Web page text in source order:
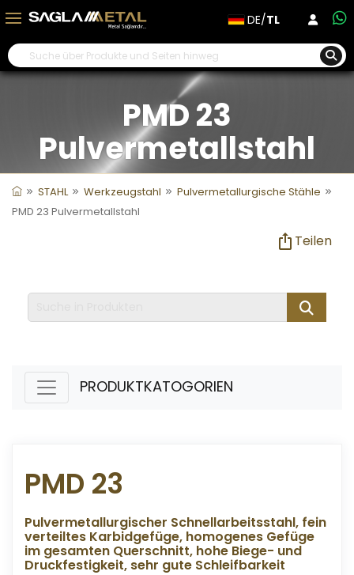
DE/TL
PMD 23
Pulvermetallstahl
STAHL Werkzeugstahl
Pulvermetallurgische Stähle
PMD 23 Pulvermetallstahl
Teilen
PRODUKTKATOGORIEN
PMD 23
Pulvermetallurgischer Schnellarbeitsstahl, fein
verteiltes Karbidgefüge, homogenes Gefüge
im gesamten Querschnitt, hohe Biege- und
Druckfestigkeit, sehr gute Schleifbarkeit